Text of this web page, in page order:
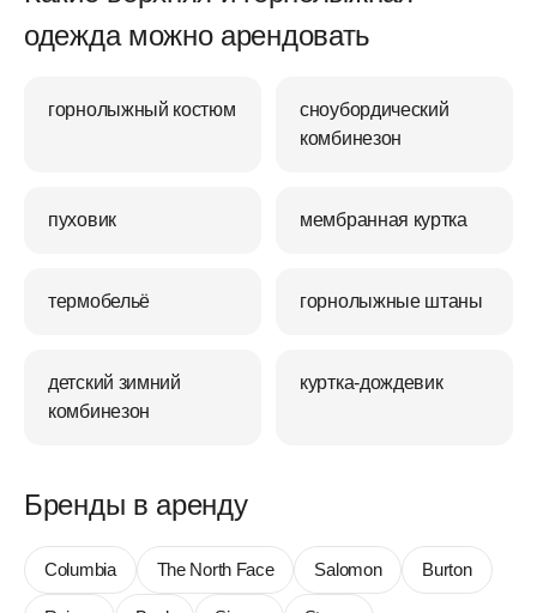
одежда можно арендовать
горнолыжный костюм
сноубордический
комбинезон
пуховик мембранная куртка
термобельё горнолыжные штаны
детский зимний
комбинезон
куртка-дождевик
Бренды в аренду
Columbia The North Face Salomon Burton